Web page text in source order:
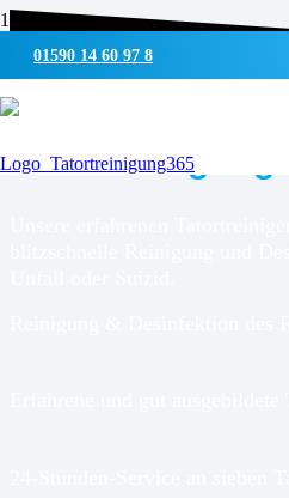
01590 14 60 97 8
UMWELTSCHONENDE
Tatortreinigung